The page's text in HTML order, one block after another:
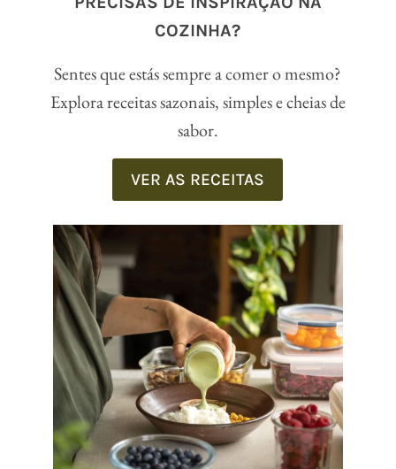
COZINHA?
Sentes que estás sempre a comer o mesmo?
Explora receitas sazonais, simples e cheias de
sabor.
VER AS RECEITAS